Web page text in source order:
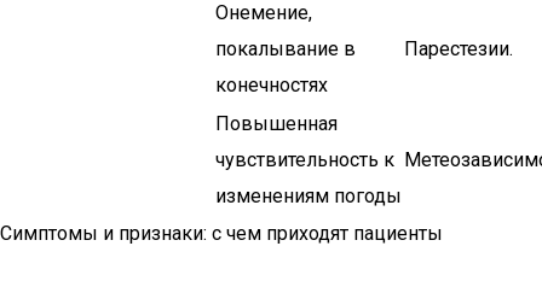
Онемение,
покалывание в
конечностях
Парестезии.
Повышенная
чувствительность к
изменениям погоды
Симптомы и признаки: с чем приходят пациенты